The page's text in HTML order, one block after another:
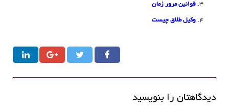
قوانین مرور زمان
وکیل طلاق چیست
دیدگاهتان را بنویسید